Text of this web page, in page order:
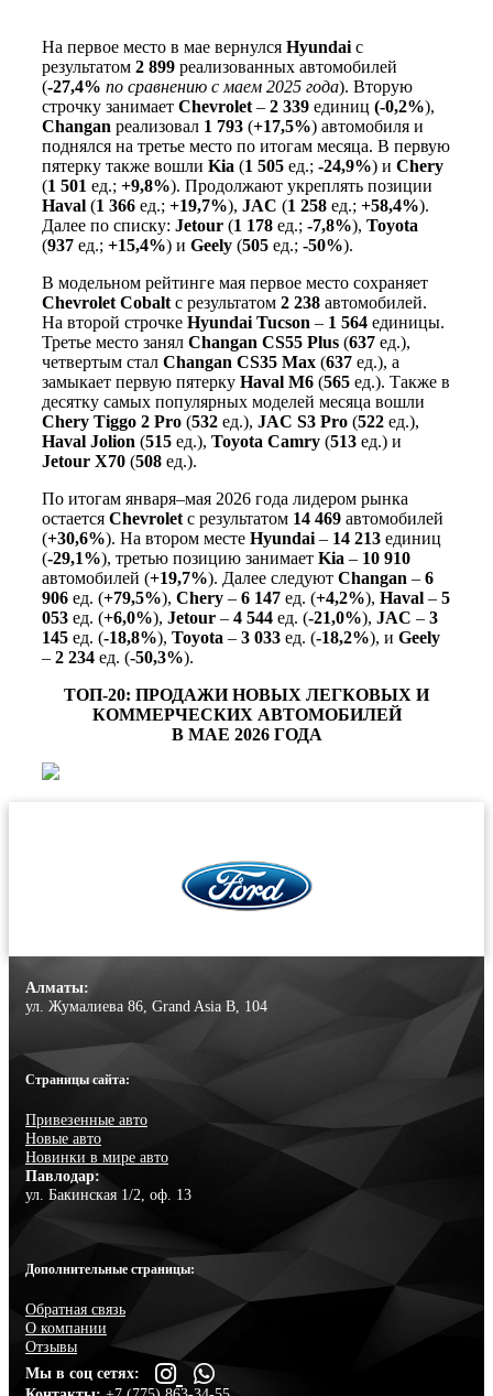
На первое место в мае вернулся Hyundai с
результатом 2 899 реализованных автомобилей
(-27,4% по сравнению с маем 2025 года). Вторую
строчку занимает Chevrolet – 2 339 единиц (-0,2%),
Changan реализовал 1 793 (+17,5%) автомобиля и
поднялся на третье место по итогам месяца. В первую
пятерку также вошли Kia (1 505 ед.; -24,9%) и Chery
(1 501 ед.; +9,8%). Продолжают укреплять позиции
Haval (1 366 ед.; +19,7%), JAC (1 258 ед.; +58,4%).
Далее по списку: Jetour (1 178 ед.; -7,8%), Toyota
(937 ед.; +15,4%) и Geely (505 ед.; -50%).
В модельном рейтинге мая первое место сохраняет
Chevrolet Cobalt с результатом 2 238 автомобилей.
На второй строчке Hyundai Tucson – 1 564 единицы.
Третье место занял Changan CS55 Plus (637 ед.),
четвертым стал Changan CS35 Max (637 ед.), а
замыкает первую пятерку Haval M6 (565 ед.). Также в
десятку самых популярных моделей месяца вошли
Chery Tiggo 2 Pro (532 ед.), JAC S3 Pro (522 ед.),
Haval Jolion (515 ед.), Toyota Camry (513 ед.) и
Jetour X70 (508 ед.).
По итогам января–мая 2026 года лидером рынка
остается Chevrolet с результатом 14 469 автомобилей
(+30,6%). На втором месте Hyundai – 14 213 единиц
(-29,1%), третью позицию занимает Kia – 10 910
автомобилей (+19,7%). Далее следуют Changan – 6
906 ед. (+79,5%), Chery – 6 147 ед. (+4,2%), Haval – 5
053 ед. (+6,0%), Jetour – 4 544 ед. (-21,0%), JAC – 3
145 ед. (-18,8%), Toyota – 3 033 ед. (-18,2%), и Geely
– 2 234 ед. (-50,3%).
ТОП-20: ПРОДАЖИ НОВЫХ ЛЕГКОВЫХ И
КОММЕРЧЕСКИХ АВТОМОБИЛЕЙ
В МАЕ 2026 ГОДА
Алматы:
ул. Жумалиева 86, Grand Asia B, 104
Страницы сайта:
Привезенные авто
Новые авто
Новинки в мире авто
Павлодар:
ул. Бакинская 1/2, оф. 13
Дополнительные страницы:
Обратная связь
О компании
Отзывы
Мы в соц сетях: